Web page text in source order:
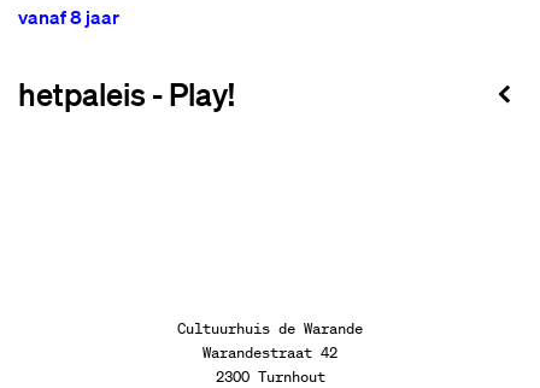
vanaf 8 jaar
hetpaleis - Play!
Cultuurhuis de Warande
Warandestraat 42
2300 Turnhout